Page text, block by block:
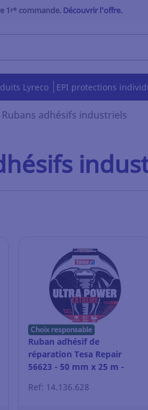
1ʳᵉ commande. Découvrir l'offre.
Lyreco EPI protections
Rubans adhésifs industriels
Choix responsable
Ruban adhésif de
réparation Tesa Repair
56623 - 50 mm x 25 m -
Ref: 14.136.628